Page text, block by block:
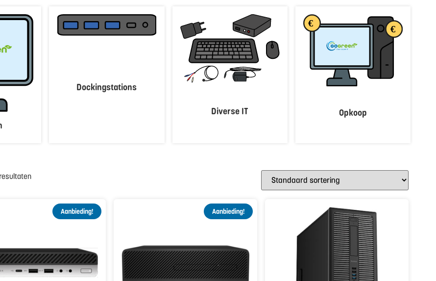
Dockingstations
Diverse IT Opkoop
Aanbieding! Aanbieding!